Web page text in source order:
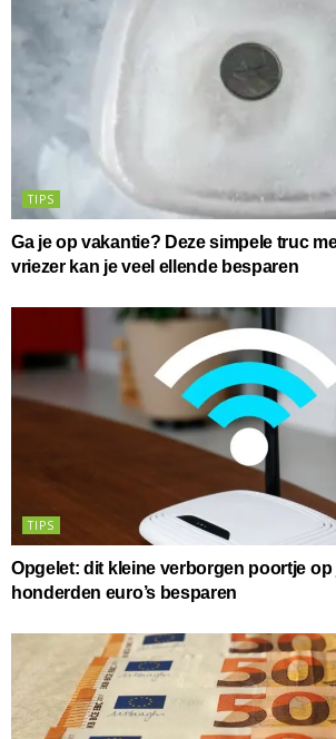
TIPS
Ga je op vakantie? Deze simpele truc
vriezer kan je veel ellende besparen
TIPS
Opgelet: dit kleine verborgen poortje op
honderden euro’s besparen